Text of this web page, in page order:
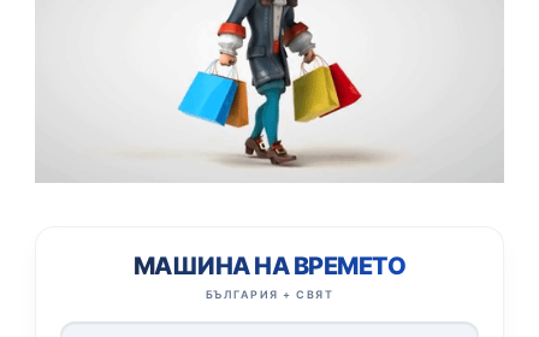
МАШИНА НА ВРЕМЕТО
БЪЛГАРИЯ + СВЯТ